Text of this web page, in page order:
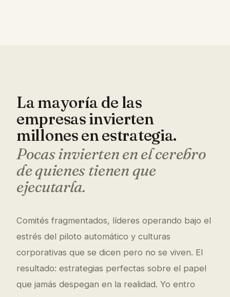
La mayoría de las
empresas invierten
millones en estrategia.
Pocas invierten en el cerebro
de quienes tienen que
ejecutarla.
Comités fragmentados, líderes operando bajo el
estrés del piloto automático y culturas
corporativas que se dicen pero no se viven. El
resultado: estrategias perfectas sobre el papel
que jamás despegan en la realidad. Yo entro